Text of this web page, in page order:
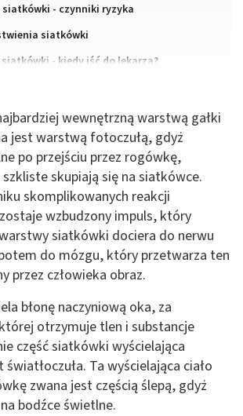
- czynniki ryzyka
siatkówki
- kiedy iść do lekarza?
wewnętrzną warstwą gałki
jest warstwą fotoczułą, gdyż
po przejściu przez rogówkę,
skupiają się na siatkówce.
skomplikowanych reakcji
wzbudzony impuls, który
siatkówki dociera do nerwu
do mózgu, który przetwarza ten
przez człowieka obraz.
błonę naczyniową oka, za
otrzymuje tlen i substancje
część siatkówki wyścielająca
Ta wyścielająca ciało
zwana jest częścią ślepą, gdyż
bodźce świetlne.